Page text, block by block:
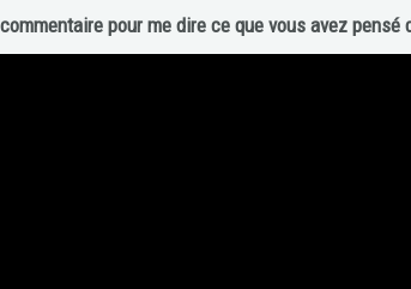
pour me dire ce que vous avez pensé